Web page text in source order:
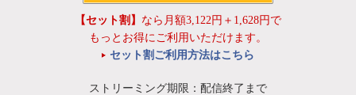
【セット割】 なら月額3,122円＋1,628円で
もっとお得にご利用いただけます。
セット割ご利用方法はこちら
ストリーミング期限：配信終了まで